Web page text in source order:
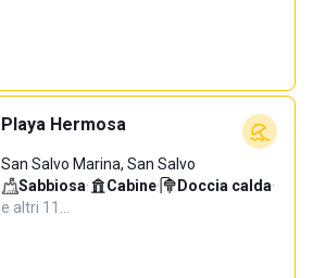
Playa Hermosa
San Salvo Marina, San Salvo
Sabbiosa· Cabine· Doccia calda·
e altri 11…